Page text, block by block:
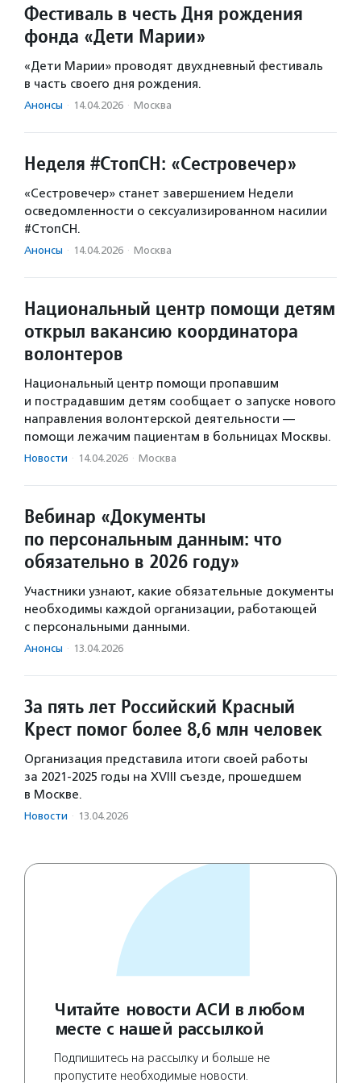
Фестиваль в честь Дня рождения
фонда «Дети Марии»
«Дети Марии» проводят двухдневный фестиваль
в часть своего дня рождения.
Анонсы · 14.04.2026 · Москва
Неделя #СтопСН: «Сестровечер»
«Сестровечер» станет завершением Недели
осведомленности о сексуализированном насилии
#СтопСН.
Анонсы · 14.04.2026 · Москва
Национальный центр помощи детям
открыл вакансию координатора
волонтеров
Национальный центр помощи пропавшим
и пострадавшим детям сообщает о запуске нового
направления волонтерской деятельности —
помощи лежачим пациентам в больницах Москвы.
Новости · 14.04.2026 · Москва
Вебинар «Документы
по персональным данным: что
обязательно в 2026 году»
Участники узнают, какие обязательные документы
необходимы каждой организации, работающей
с персональными данными.
Анонсы · 13.04.2026
За пять лет Российский Красный
Крест помог более 8,6 млн человек
Организация представила итоги своей работы
за 2021-2025 годы на XVIII съезде, прошедшем
в Москве.
Новости · 13.04.2026
Читайте новости АСИ в любом
месте с нашей рассылкой
Подпишитесь на рассылку и больше не
пропустите необходимые новости.